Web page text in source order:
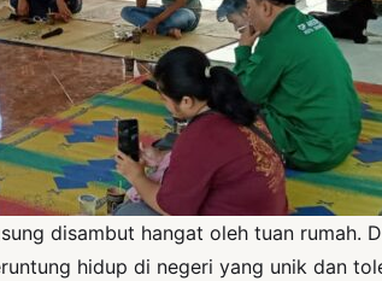
disambut hangat oleh tuan
hidup di negeri yang unik dan